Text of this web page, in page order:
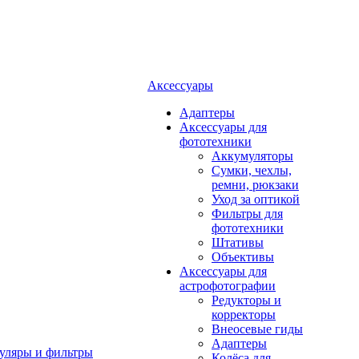
и фильтры
Аксессуары
Адаптеры
Аксессуары для
фототехники
Аккумуляторы
Сумки, чехлы,
ремни, рюкзаки
Уход за оптикой
Фильтры для
фототехники
Штативы
Объективы
Аксессуары для
астрофотографии
Редукторы и
корректоры
Внеосевые гиды
Адаптеры